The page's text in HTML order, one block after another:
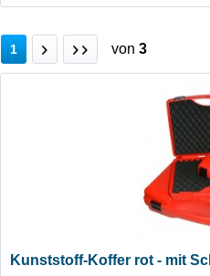
1 von 3
Kunststoff-Koffer rot - mit